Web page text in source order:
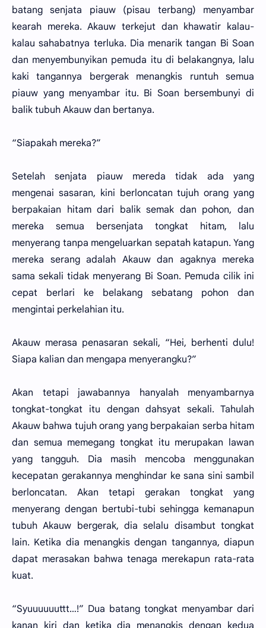
batang senjata piauw (pisau terbang) menyambar
kearah mereka. Akauw terkejut dan khawatir kalau-
kalau sahabatnya terluka. Dia menarik tangan Bi Soan
dan menyembunyikan pemuda itu di belakangnya, lalu
kaki tangannya bergerak menangkis runtuh semua
piauw yang menyambar itu. Bi Soan bersembunyi di
balik tubuh Akauw dan bertanya.
“Siapakah mereka?”
Setelah senjata piauw mereda tidak ada yang
mengenai sasaran, kini berloncatan tujuh orang yang
berpakaian hitam dari balik semak dan pohon, dan
mereka semua bersenjata tongkat hitam, lalu
menyerang tanpa mengeluarkan sepatah katapun. Yang
mereka serang adalah Akauw dan agaknya mereka
sama sekali tidak menyerang Bi Soan. Pemuda cilik ini
cepat berlari ke belakang sebatang pohon dan
mengintai perkelahian itu.
Akauw merasa penasaran sekali, “Hei, berhenti dulu!
Siapa kalian dan mengapa menyerangku?”
Akan tetapi jawabannya hanyalah menyambarnya
tongkat-tongkat itu dengan dahsyat sekali. Tahulah
Akauw bahwa tujuh orang yang berpakaian serba hitam
dan semua memegang tongkat itu merupakan lawan
yang tangguh. Dia masih mencoba menggunakan
kecepatan gerakannya menghindar ke sana sini sambil
berloncatan. Akan tetapi gerakan tongkat yang
menyerang dengan bertubi-tubi sehingga kemanapun
tubuh Akauw bergerak, dia selalu disambut tongkat
lain. Ketika dia menangkis dengan tangannya, diapun
dapat merasakan bahwa tenaga merekapun rata-rata
kuat.
“Syuuuuuuttt…!” Dua batang tongkat menyambar dari
kanan kiri dan ketika dia menangkis dengan kedua